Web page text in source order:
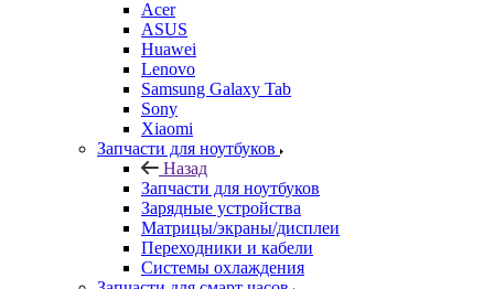
Acer
ASUS
Huawei
Lenovo
Samsung Galaxy Tab
Sony
Xiaomi
Запчасти для ноутбуков
Назад
Запчасти для ноутбуков
Зарядные устройства
Матрицы/экраны/дисплеи
Переходники и кабели
Системы охлаждения